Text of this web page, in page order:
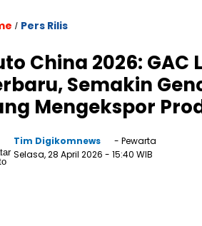
/ Pers Rilis
China 2026:
Semakin
Mengekspor
Tim Digikomnews
- Pewarta
Selasa, 28 April 2026 - 15:40 WIB